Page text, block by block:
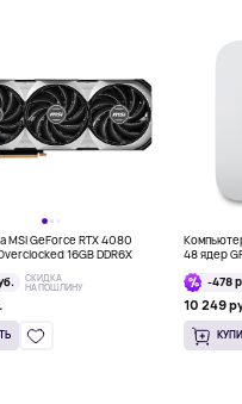
MSI GeForce RTX 4080
16GB DDR6X
СКИДКА
НА ПОШЛИНУ
48 ядер
-478
10 249